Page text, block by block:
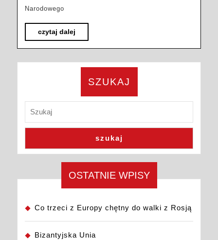
Narodowego
czytaj dalej
dalej
SZUKAJ
szukaj
OSTATNIE WPISY
Co trzeci z Europy chętny do walki z Rosją
Bizantyjska Unia